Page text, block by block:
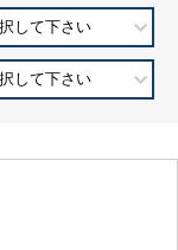
して下さい
して下さい